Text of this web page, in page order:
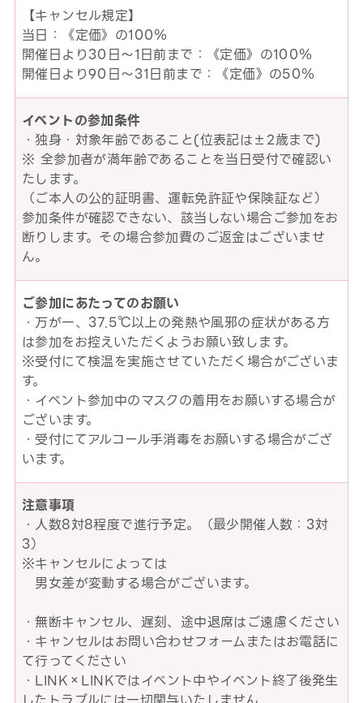
【キャンセル規定】
当日：《定価》の100％
開催日より30日～1日前まで：《定価》の100％
開催日より90日～31日前まで：《定価》の50％
イベントの参加条件
・独身・対象年齢であること(位表記は±2歳まで)
※ 全参加者が満年齢であることを当日受付で確認い
たします。
（ご本人の公的証明書、運転免許証や保険証など）
参加条件が確認できない、該当しない場合ご参加をお
断りします。その場合参加費のご返金はございませ
ん。
ご参加にあたってのお願い
・万が一、37.5℃以上の発熱や風邪の症状がある方
は参加をお控えいただくようお願い致します。
※受付にて検温を実施させていただく場合がございま
す。
・イベント参加中のマスクの着用をお願いする場合が
ございます。
・受付にてアルコール手消毒をお願いする場合がござ
います。
注意事項
・人数8対8程度で進行予定。（最少開催人数：3対
3）
※キャンセルによっては
男女差が変動する場合がございます。
・無断キャンセル、遅刻、途中退席はご遠慮ください
・キャンセルはお問い合わせフォームまたはお電話に
て行ってください
・LINK×LINKではイベント中やイベント終了後発生